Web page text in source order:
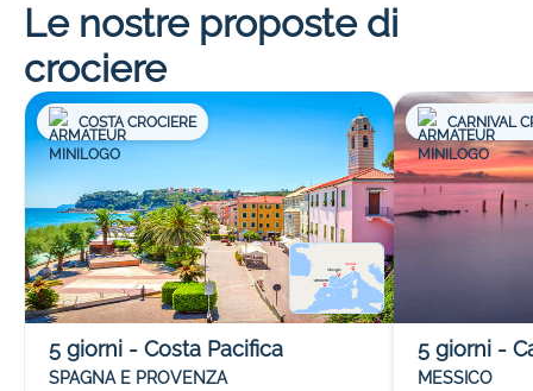
Le nostre proposte di
crociere
COSTA CROCIERE
5 giorni - Costa Pacifica
SPAGNA E PROVENZA
CARNIVAL
5 giorni -
MESSICO